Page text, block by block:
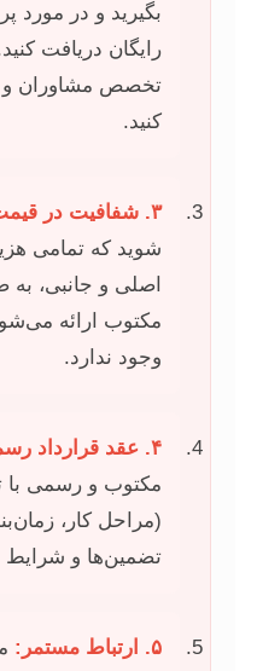
بگیرید و در مورد
رایگان دریافت
تخصص مشاوران و
کنید.
شوید که تمامی
اصلی و جانبی، به
مکتوب ارائه
وجود ندارد.
مکتوب و رسمی با
(مراحل کار،
تضمین‌ها و شرایط